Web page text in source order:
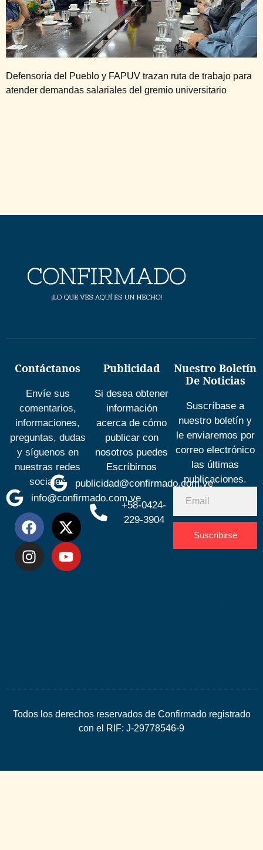
Defensoría del Pueblo y FAPUV trazan ruta de trabajo para
atender demandas salariales del gremio universitario
Contáctanos
Envíe sus
comentarios,
informaciones,
preguntas, dudas
y síguenos en
nuestras redes
sociales
info@confirmado.com.ve
Publicidad
Si desea obtener
información
acerca de cómo
publicar con
nosotros puedes
Escríbirnos
publicidad@confirmado.com.ve
+58-0424-
229-3904
Nuestro Boletín
De Noticias
Suscríbase a
nuestro boletín y
le enviaremos por
correo electrónico
las últimas
publicaciones.
Suscribirse
Todos los derechos reservados de Confirmado registrado
con el RIF: J-29778546-9